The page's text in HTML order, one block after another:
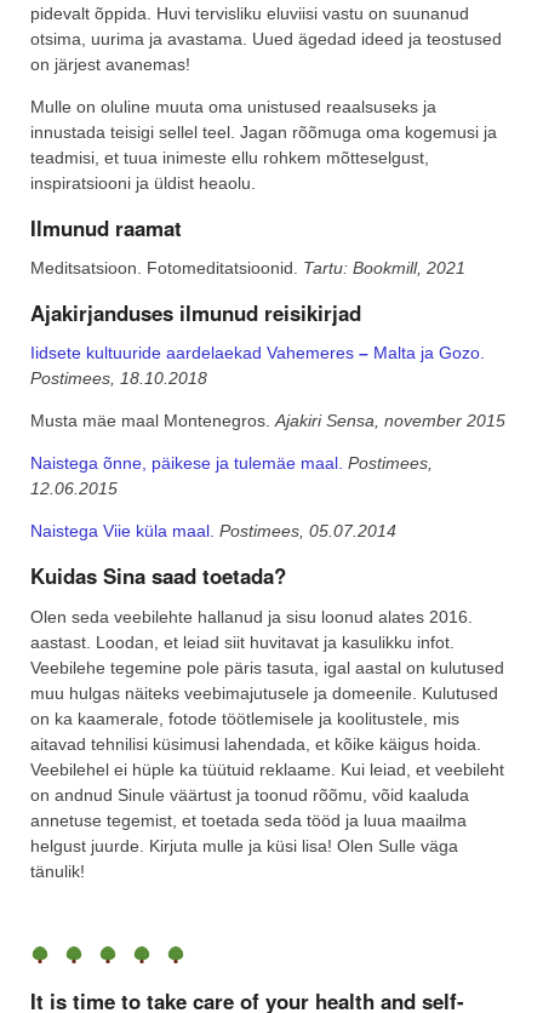
pidevalt õppida. Huvi tervisliku eluviisi vastu on suunanud
otsima, uurima ja avastama. Uued ägedad ideed ja teostused
on järjest avanemas!
Mulle on oluline muuta oma unistused reaalsuseks ja
innustada teisigi sellel teel. Jagan rõõmuga oma kogemusi ja
teadmisi, et tuua inimeste ellu rohkem mõtteselgust,
inspiratsiooni ja üldist heaolu.
Ilmunud raamat
Meditsatsioon. Fotomeditatsioonid. Tartu: Bookmill, 2021
Ajakirjanduses ilmunud reisikirjad
Iidsete kultuuride aardelaekad Vahemeres – Malta ja Gozo.
Postimees, 18.10.2018
Musta mäe maal Montenegros.Ajakiri Sensa, november 2015
Naistega õnne, päikese ja tulemäe maal. Postimees,
12.06.2015
Naistega Viie küla maal. Postimees, 05.07.2014
Kuidas Sina saad toetada?
Olen seda veebilehte hallanud ja sisu loonud alates 2016.
aastast. Loodan, et leiad siit huvitavat ja kasulikku infot.
Veebilehe tegemine pole päris tasuta, igal aastal on kulutused
muu hulgas näiteks veebimajutusele ja domeenile. Kulutused
on ka kaamerale, fotode töötlemisele ja koolitustele, mis
aitavad tehnilisi küsimusi lahendada, et kõike käigus hoida.
Veebilehel ei hüple ka tüütuid reklaame. Kui leiad, et veebileht
on andnud Sinule väärtust ja toonud rõõmu, võid kaaluda
annetuse tegemist, et toetada seda tööd ja luua maailma
helgust juurde. Kirjuta mulle ja küsi lisa! Olen Sulle väga
tänulik!
It is time to take care of your health and self-